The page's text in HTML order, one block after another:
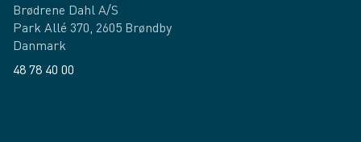
Brødrene Dahl A/S
Park Allé 370, 2605 Brøndby
Danmark
48 78 40 00